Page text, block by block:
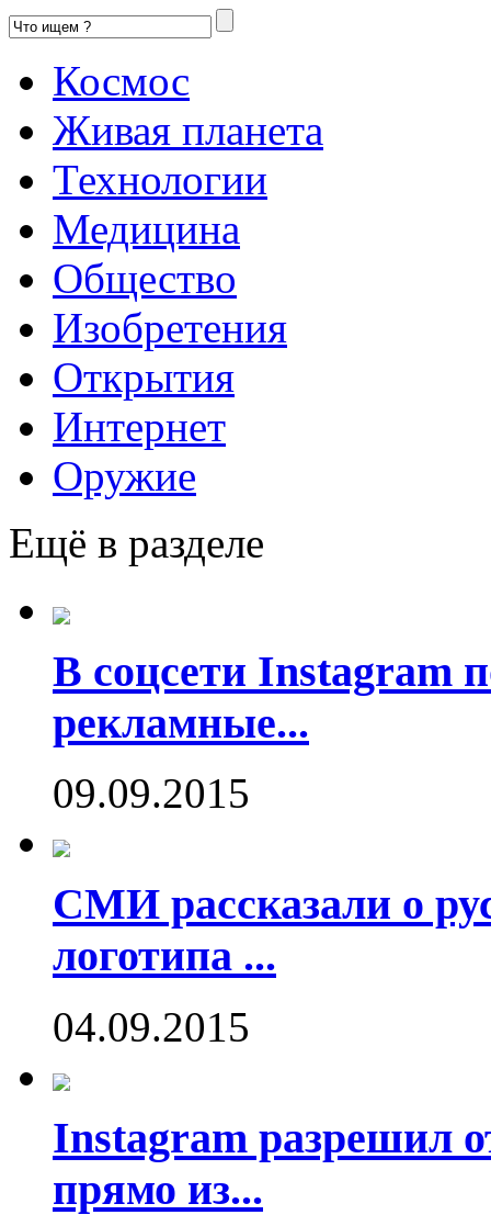
Космос
Живая планета
Технологии
Медицина
Общество
Изобретения
Открытия
Интернет
Оружие
Ещё в разделе
В соцсети Instagram
рекламные...
09.09.2015
СМИ рассказали о
логотипа ...
04.09.2015
Instagram разрешил
прямо из...